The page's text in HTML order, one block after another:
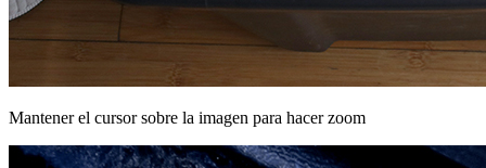
Mantener el cursor sobre la imagen para hacer zoom